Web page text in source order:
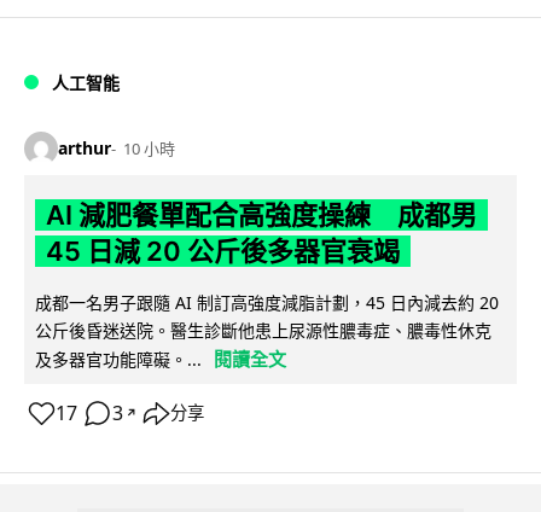
人工智能
arthur 10 小時
AI 減肥餐單配合高強度操練 成都男
45 日減 20 公斤後多器官衰竭
成都一名男子跟隨 AI 制訂高強度減脂計劃，45 日內減去約 20
公斤後昏迷送院。醫生診斷他患上尿源性膿毒症、膿毒性休克
及多器官功能障礙。...
閱讀全文
17 3 ↗ 分享